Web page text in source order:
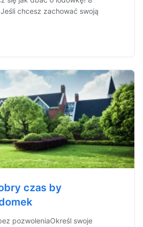
chcesz zachować swoją
czas by
pozwoleniaOkreśl swoje